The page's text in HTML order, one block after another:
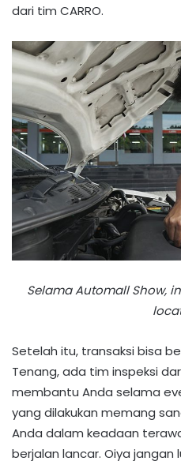
dari tim CARRO.
Selama Automall Show,
Setelah itu, transaksi bisa
Tenang, ada tim inspeksi
membantu Anda selama
yang dilakukan memang
Anda dalam keadaan
berjalan lancar. Oiya jangan